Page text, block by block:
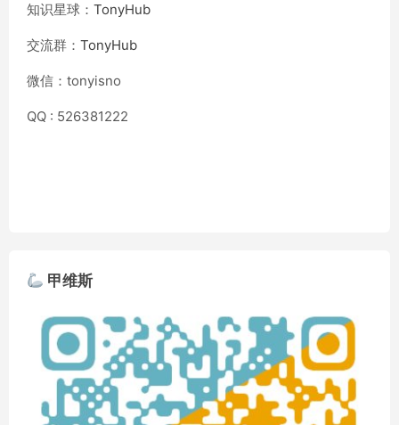
知识星球： TonyHub
交流群： TonyHub
微信：tonyisno
QQ : 526381222
甲维斯